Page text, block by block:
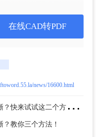
出功能
，可以将CAD文件
卡，然后选择“导
作为输出格式，然
在线CAD转PDF
news/16600.html
上
一篇：cad转pdf怎样才能非常清晰？快来试试这二个方法出高清图纸！
教你三个方法！